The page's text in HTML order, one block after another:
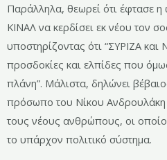
Παράλληλα, θεωρεί ότι έφτασε
ΚΙΝΑΛ να κερδίσει εκ νέου τον
υποστηρίζοντας ότι “ΣΥΡΙΖΑ και
προσδοκίες και ελπίδες που
πλάνη”. Μάλιστα, δηλώνει
πρόσωπο του Νίκου Ανδρουλάκη
τους νέους ανθρώπους, οι
το υπάρχον πολιτικό σύστημα.